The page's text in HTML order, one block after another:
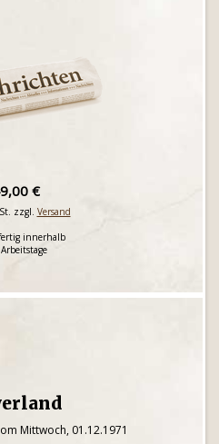
€
zzgl. Versand
innerhalb
Mittwoch, 01.12.1971